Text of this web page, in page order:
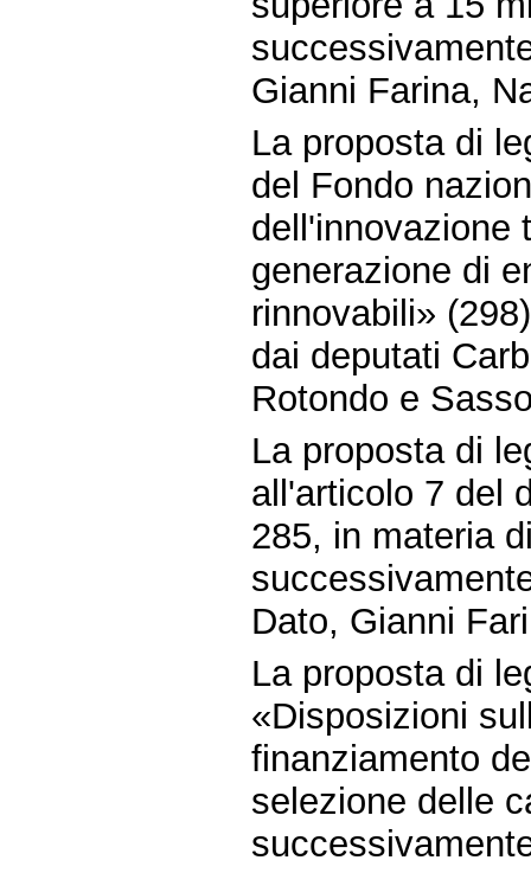
Gianni Farina,
La proposta di
del Fondo
dell'innovazione
generazione di
rinnovabili»
dai deputati
Rotondo e
La proposta di
all'articolo 7 del
285, in materia
Dato, Gianni
La proposta di
«Disposizioni
finanziamento
selezione delle